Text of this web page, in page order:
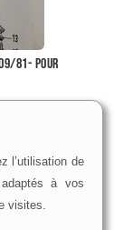
81- Pour
l’utilisation de
à vos
visites.